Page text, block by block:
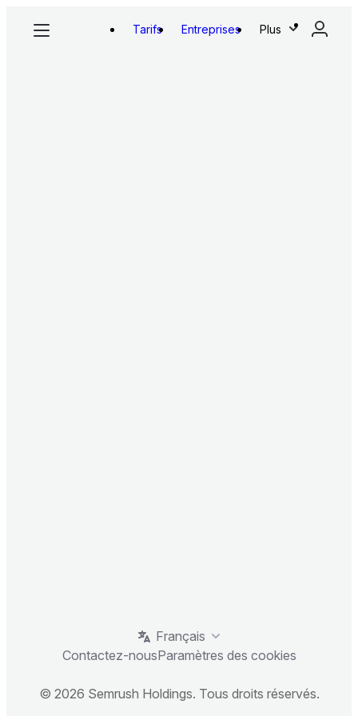
Tarifs Entreprises Plus
Français
Contactez-nousParamètres des cookies
© 2026 Semrush Holdings. Tous droits réservés.